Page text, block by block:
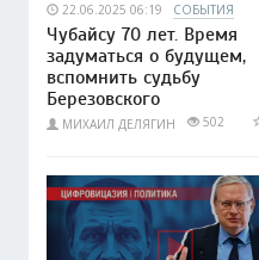
22.06.2025 06:19 СОБЫТИЯ
Чубайсу 70 лет. Время
задуматься о будущем,
вспомнить судьбу
Березовского
МИХАИЛ ДЕЛЯГИН 502